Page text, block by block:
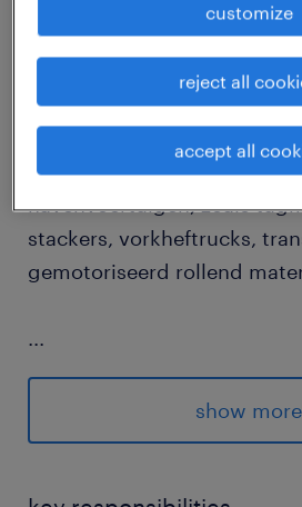
job details
Als Onderhoudstechnieker
ben jij verantwoordelijk
en de herstellingen van
havenvoertuigen, zoals
stackers, vorkheftrucks,
gemotoriseerd rollend
...
show more
customize
reject all
accept all